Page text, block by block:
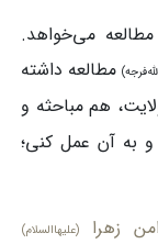
می‌خواهد.
مطالعه داشته
هم مباحثه و
به آن عمل کنی؛
زهرا (علیهاالسلام)